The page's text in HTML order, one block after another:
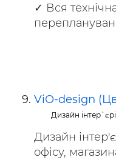
✓ Вся
ViO-design
Дизайн
Дизайн
офісу,